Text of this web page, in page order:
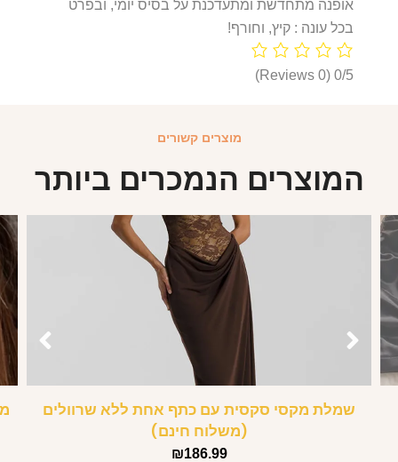
אופנה מתחדשת ומתעדכנת על בסיס יומי, ובפרט
בכל עונה : קיץ, וחורף!
0/5
(0 Reviews)
מוצרים קשורים
המוצרים הנמכרים ביותר
שמלת מקסי סקסית עם כתף אחת ללא שרוולים
(משלוח חינם)
₪186.99